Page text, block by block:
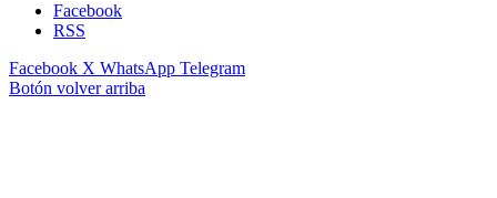
Facebook
RSS
Facebook X WhatsApp Telegram
Botón volver arriba